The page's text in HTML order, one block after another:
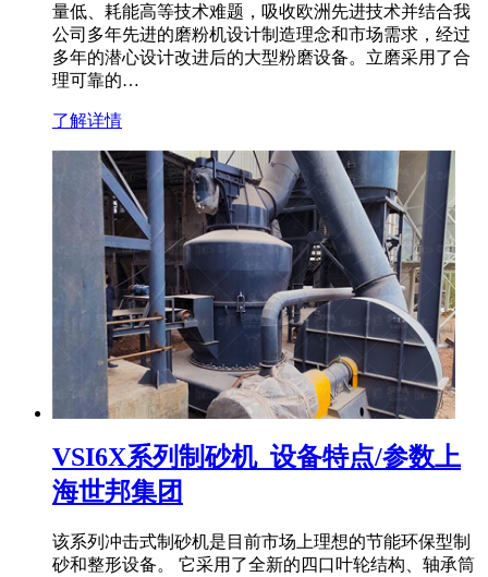
量低、耗能高等技术难题，吸收欧洲先进技术并结合我
公司多年先进的磨粉机设计制造理念和市场需求，经过
多年的潜心设计改进后的大型粉磨设备。立磨采用了合
理可靠的…
了解详情
VSI6X系列制砂机_设备特点/参数上
海世邦集团
该系列冲击式制砂机是目前市场上理想的节能环保型制
砂和整形设备。 它采用了全新的四口叶轮结构、轴承筒